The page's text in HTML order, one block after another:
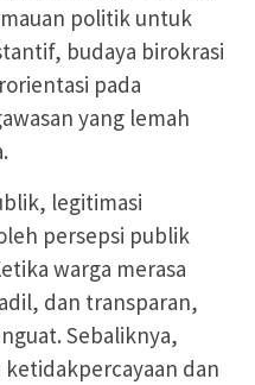
politik untuk
budaya birokrasi
pada
yang lemah
legitimasi
persepsi publik
warga merasa
dan transparan,
Sebaliknya,
dan